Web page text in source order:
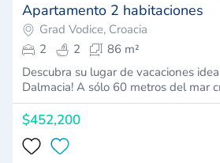
Apartamento 2 habitaciones
Grad Vodice, Croacia
2
2
86 m²
Descubra su lugar de vacaciones
Dalmacia! A sólo 60 metros del mar
$452,200